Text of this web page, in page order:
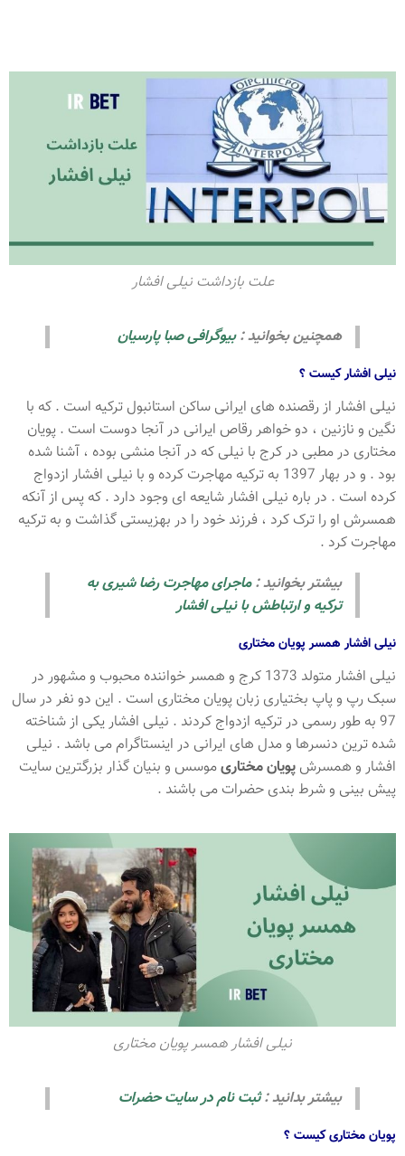
علت بازداشت نیلی افشار
همچنین بخوانید :بیوگرافی صبا پارسیان
نیلی افشار کیست ؟
نیلی افشار از رقصنده های ایرانی ساکن استانبول ترکیه است . که با
نگین و نازنین ، دو خواهر رقاص ایرانی در آنجا دوست است . پویان
مختاری در مطبی در کرج با نیلی که در آنجا منشی بوده ، آشنا شده
بود . و در بهار 1397 به ترکیه مهاجرت کرده و با نیلی افشار ازدواج
کرده است . در باره نیلی افشار شایعه ای وجود دارد . که پس از آنکه
همسرش او را ترک کرد ، فرزند خود را در بهزیستی گذاشت و به ترکیه
مهاجرت کرد .
بیشتر بخوانید :ماجرای مهاجرت رضا شیری به
ترکیه و ارتباطش با نیلی افشار
نیلی افشار همسر پویان مختاری
نیلی افشار متولد 1373 کرج و همسر خواننده محبوب و مشهور در
سبک رپ و پاپ بختیاری زبان پویان مختاری است . این دو نفر در سال
97 به طور رسمی در ترکیه ازدواج کردند . نیلی افشار یکی از شناخته
شده ترین دنسرها و مدل های ایرانی در اینستاگرام می باشد . نیلی
افشار و همسرش پویان مختاریموسس و بنیان گذار بزرگترین سایت
پیش بینی و شرط بندی حضرات می باشند .
نیلی افشار همسر پویان مختاری
بیشتر بدانید :ثبت نام در سایت حضرات
پویان مختاری کیست ؟